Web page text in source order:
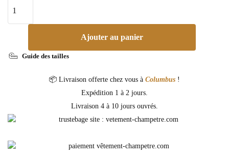
Ajouter au panier
Guide des tailles
📦 Livraison offerte chez vous à Columbus !
Expédition 1 à 2 jours.
Livraison 4 à 10 jours ouvrés.